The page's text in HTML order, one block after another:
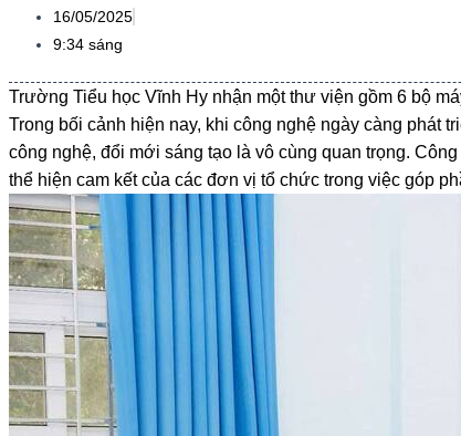
16/05/2025
9:34 sáng
Trường Tiểu học Vĩnh Hy nhận một thư viện gồm 6 bộ
Trong bối cảnh hiện nay, khi công nghệ ngày càng phát
công nghệ, đổi mới sáng tạo là vô cùng quan trọng.
thể hiện cam kết của các đơn vị tổ chức trong việc góp